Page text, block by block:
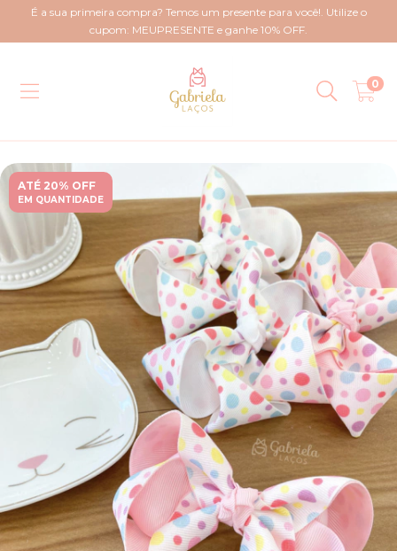
É a sua primeira compra? Temos um presente para você!. Utilize o
cupom: MEUPRESENTE e ganhe 10% OFF.
0
ATÉ 20% OFF
EM QUANTIDADE